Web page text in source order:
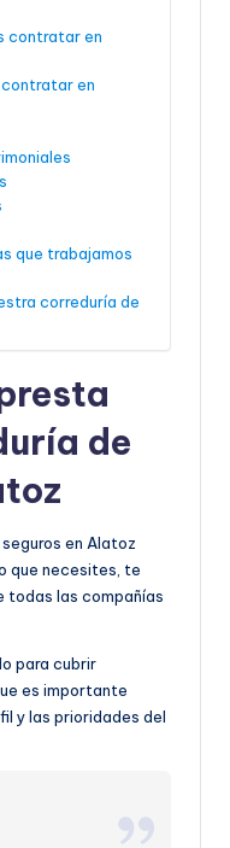
contratar en
contratar en
que trabajamos
correduría de
de
en Alatoz
que necesites, te
todas las compañías
para cubrir
es importante
y las prioridades del